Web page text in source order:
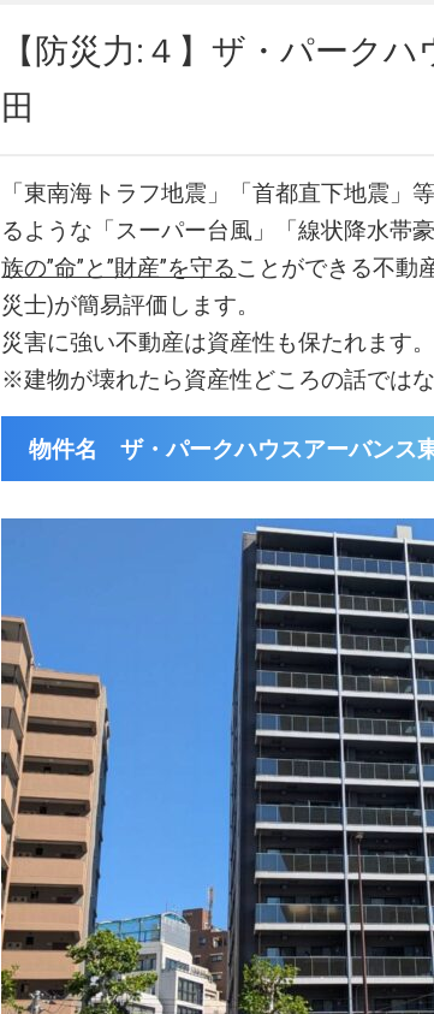
【防災力:４】ザ・パーク
田
「東南海トラフ地震」「首都直下地震」
るような「スーパー台風」「線状降水帯
族の”命”と”財産”を守ることができる不動
災士)が簡易評価します。
災害に強い不動産は資産性も保たれます。
※建物が壊れたら資産性どころの話ではな
物件名 ザ・パークハウスアーバンス